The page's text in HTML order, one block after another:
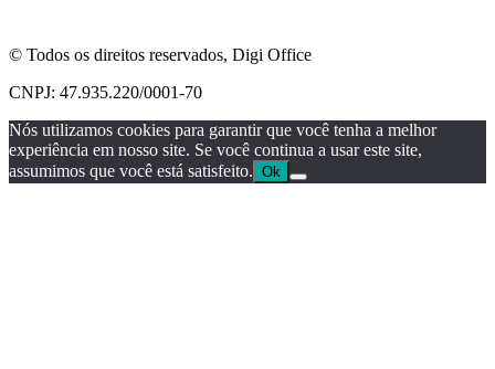
© Todos os direitos reservados, Digi Office
CNPJ: 47.935.220/0001-70
Nós utilizamos cookies para garantir que você tenha a melhor
experiência em nosso site. Se você continua a usar este site,
assumimos que você está satisfeito. Ok